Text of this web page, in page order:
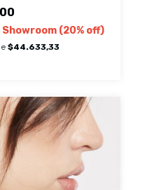
(20% off)
$44.633,33